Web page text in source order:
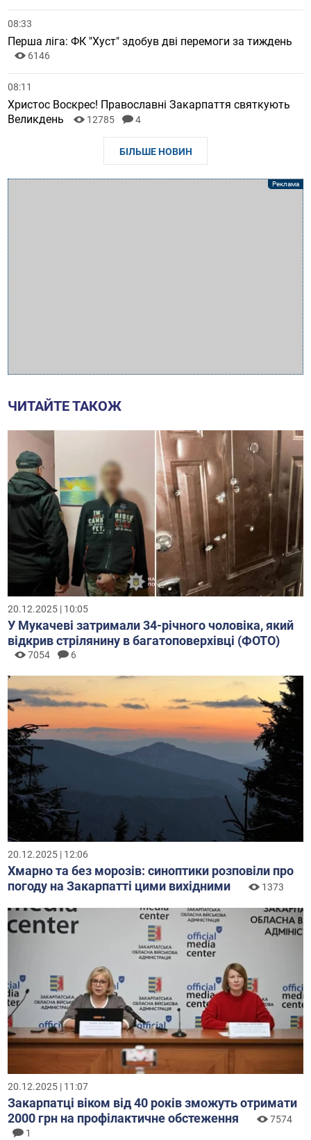
08:33
Перша ліга: ФК "Хуст" здобув дві перемоги за тиждень
6146
08:11
Христос Воскрес! Православні Закарпаття святкують
Великдень
12785 4
БІЛЬШЕ НОВИН
ЧИТАЙТЕ ТАКОЖ
20.12.2025 | 10:05
У Мукачеві затримали 34-річного чоловіка, який
відкрив стрілянину в багатоповерхівці (ФОТО)
7054 6
20.12.2025 | 12:06
Хмарно та без морозів: синоптики розповіли про
погоду на Закарпатті цими вихідними
1373
20.12.2025 | 11:07
Закарпатці віком від 40 років зможуть отримати
2000 грн на профілактичне обстеження
7574
1